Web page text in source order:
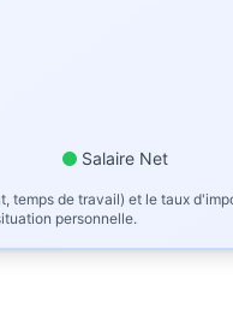
Salaire Net
temps de travail) et le taux
personnelle.